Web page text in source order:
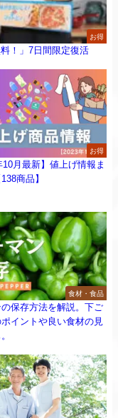
お得
！」7日間限定復活
お得
10月最新】値上げ情報ま
商品】
食材・食品
の保存方法を解説。下ご
イントや良い食材の見